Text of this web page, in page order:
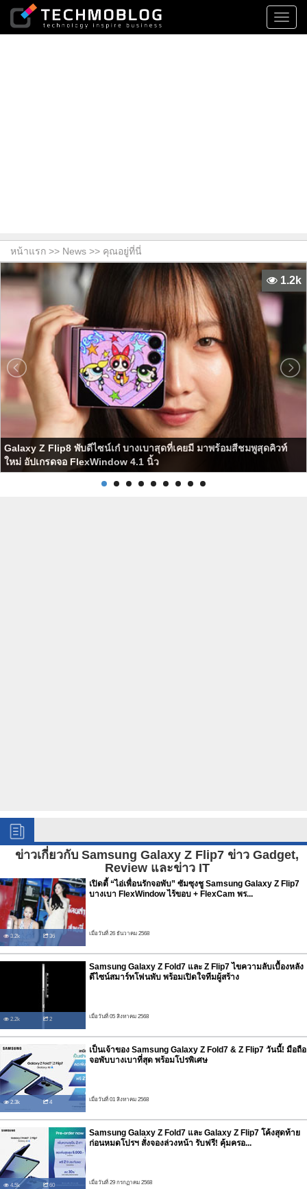
หน้าแรก >> News >> คุณอยู่ที่นี่
Galaxy Z Flip8 พับดีไซน์เก๋ บางเบาสุดที่เคยมี มาพร้อมสีชมพูสุดคิวท์
ใหม่ อัปเกรดจอ FlexWindow 4.1 นิ้ว
1.2k
ข่าวเกี่ยวกับ Samsung Galaxy Z Flip7 ข่าว Gadget,
Review และข่าว IT
3.2k 36
เปิดตี้ “ไอ่เพื่อนรักจอพับ” ซัมซุงชู Samsung Galaxy Z Flip7
บางเบา FlexWindow ไร้ขอบ + FlexCam พร...
เมื่อวันที่ 26 ธันวาคม 2568
2.2k 2
Samsung Galaxy Z Fold7 และ Z Flip7 ไขความลับเบื้องหลัง
ดีไซน์สมาร์ทโฟนพับ พร้อมเปิดใจทีมผู้สร้าง
เมื่อวันที่ 05 สิงหาคม 2568
2.3k 4
เป็นเจ้าของ Samsung Galaxy Z Fold7 & Z Flip7 วันนี้! มือถือ
จอพับบางเบาที่สุด พร้อมโปรพิเศษ
เมื่อวันที่ 01 สิงหาคม 2568
4.5k 60
Samsung Galaxy Z Fold7 และ Galaxy Z Flip7 โค้งสุดท้าย
ก่อนหมดโปรฯ สั่งจองล่วงหน้า รับฟรี! คุ้มครอ...
เมื่อวันที่ 29 กรกฏาคม 2568